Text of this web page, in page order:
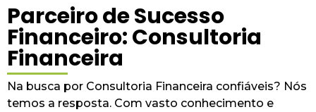
Parceiro de Sucesso
Financeiro: Consultoria
Financeira
Na busca por Consultoria Financeira confiáveis? Nós
temos a resposta. Com vasto conhecimento e